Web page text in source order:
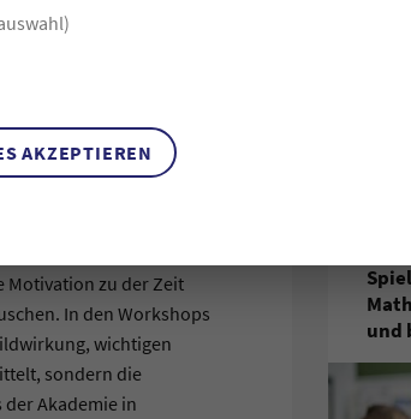
AKZEPTIEREN
Kunstlehrerin Frau
Bildungsmodule
verbessert und
Die Schüler:innen
Sie erfuhren zum
nur dass es damals
Motivation zu der Zeit
In den Workshops
wichtigen
sondern die
Akademie in
14.
und